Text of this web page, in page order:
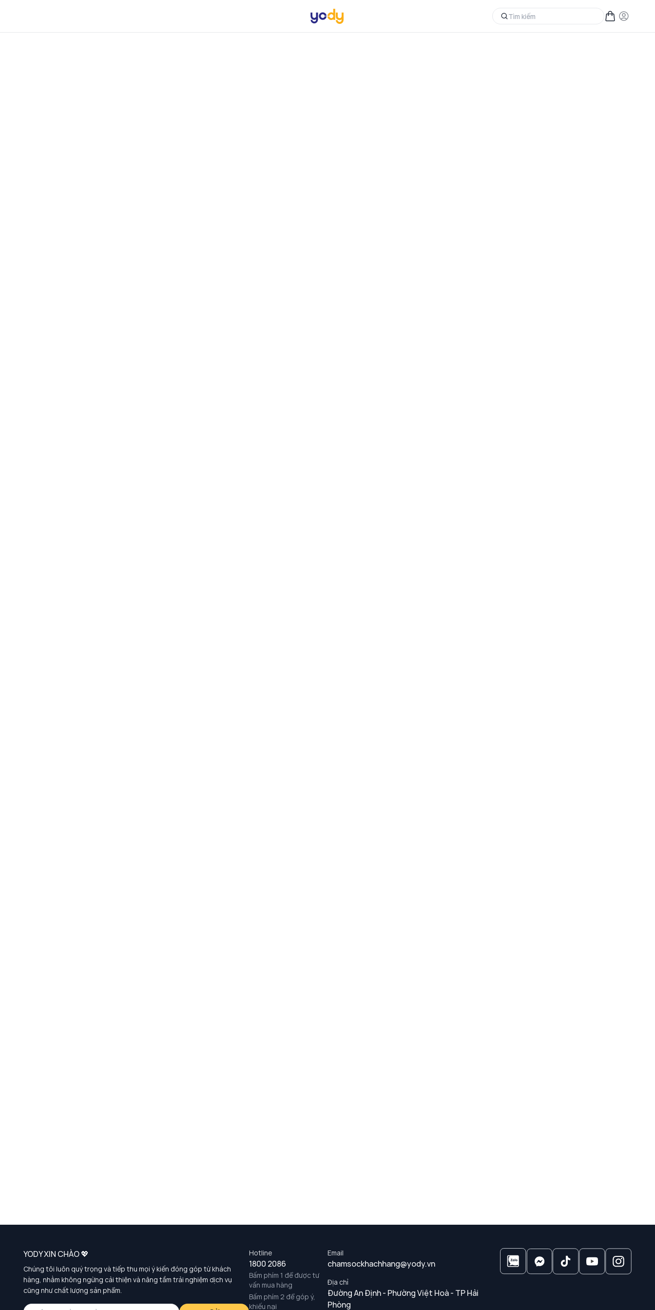
Hotline
1800 2086
Bấm phím 1 để được tư
vấn mua hàng
Bấm phím 2 để góp ý,
khiếu nại
Email
chamsockhachhang@yody.vn
Địa chỉ
Đường An Định - Phường Việt Hoà - TP Hải
Phòng
YODY XIN CHÀO 💖
Chúng tôi luôn quý trọng và tiếp thu mọi ý kiến đóng góp từ khách
hàng, nhằm không ngừng cải thiện và nâng tầm trải nghiệm dịch vụ
cũng như chất lượng sản phẩm.